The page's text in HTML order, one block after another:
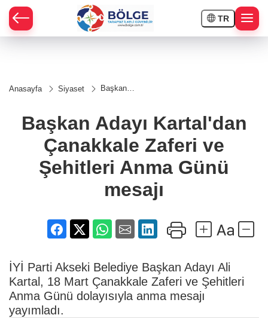
TR
Anasayfa Siyaset
Başkan
Çanakkale
Zaferi ve
Anma
Günü
mesajı
Başkan Adayı Kartal'dan
Çanakkale Zaferi ve
Şehitleri Anma Günü
mesajı
İYİ Parti Akseki Belediye Başkan Adayı Ali
Kartal, 18 Mart Çanakkale Zaferi ve Şehitleri
Anma Günü dolayısıyla anma mesajı
yayımladı.